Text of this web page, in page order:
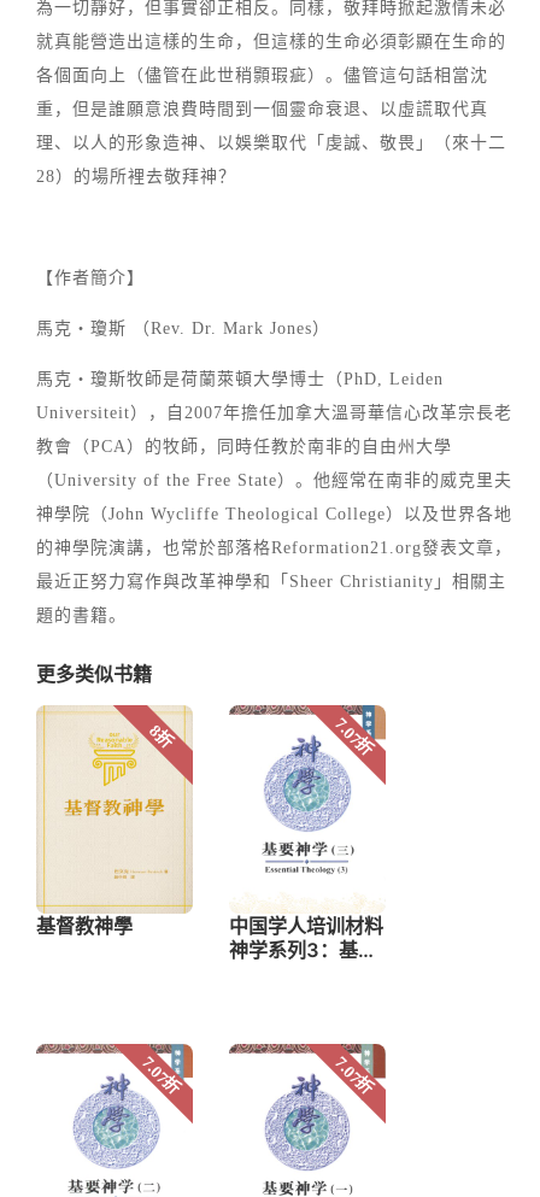
為一切靜好，但事實卻正相反。同樣，敬拜時掀起激情未必
就真能營造出這樣的生命，但這樣的生命必須彰顯在生命的
各個面向上（儘管在此世稍顥瑕疵）。儘管這句話相當沈
重，但是誰願意浪費時間到一個靈命衰退、以虛謊取代真
理、以人的形象造神、以娛樂取代「虔誠、敬畏」（來十二
28）的場所裡去敬拜神？
【作者簡介】
馬克‧瓊斯 （Rev. Dr. Mark Jones）
馬克‧瓊斯牧師是荷蘭萊頓大學博士（PhD, Leiden
Universiteit），自2007年擔任加拿大溫哥華信心改革宗長老
教會（PCA）的牧師，同時任教於南非的自由州大學
（University of the Free State）。他經常在南非的威克里夫
神學院（John Wycliffe Theological College）以及世界各地
的神學院演講，也常於部落格Reformation21.org發表文章，
最近正努力寫作與改革神學和「Sheer Christianity」相關主
題的書籍。
更多类似书籍